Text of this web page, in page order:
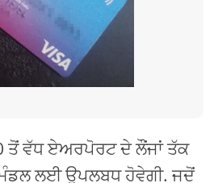
ਤੋਂ ਵੱਧ ਏਅਰਪੋਰਟ ਦੇ ਲੌਂਜਾਂ ਤੱਕ
ਲਈ ਉਪਲਬਧ ਹੋਵੇਗੀ. ਜਦੋਂ